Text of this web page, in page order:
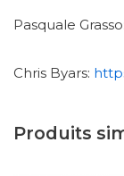
Pasquale Grasso:
Chris Byars:
Produits